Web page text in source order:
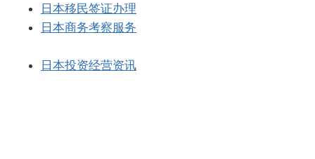
日本移民签证办理
日本商务考察服务
日本投资经营资讯